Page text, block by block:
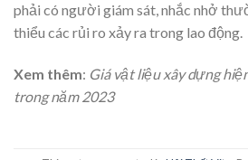
phải có người giám sát, nhắc nhở
thiểu các rủi ro xảy ra trong lao động.
Xem thêm: Giá vật liệu xây dựng
trong năm 2023